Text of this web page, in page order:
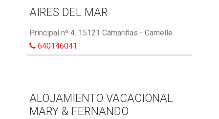
AIRES DEL MAR
Principal nº 4. 15121 Camariñas - Camelle
640146041
ALOJAMIENTO VACACIONAL
MARY & FERNANDO